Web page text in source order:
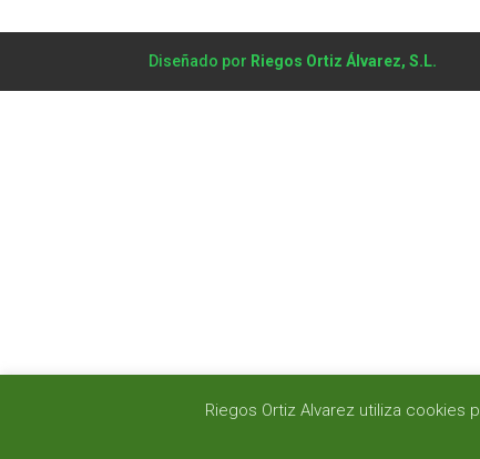
Diseñado por Riegos Ortiz Álvarez, S.L.
Riegos Ortiz Alvarez utiliza cookies